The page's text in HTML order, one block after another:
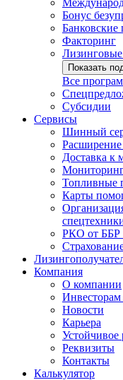
Бонус
Банковские
Факторинг
Показать
Все
Субсидии
Сервисы
Шинный
Расширение
Доставка к
Топливные
Карты
РКО от ББР
Компания
О компании
Новости
Карьера
Устойчивое
Реквизиты
Контакты
Калькулятор